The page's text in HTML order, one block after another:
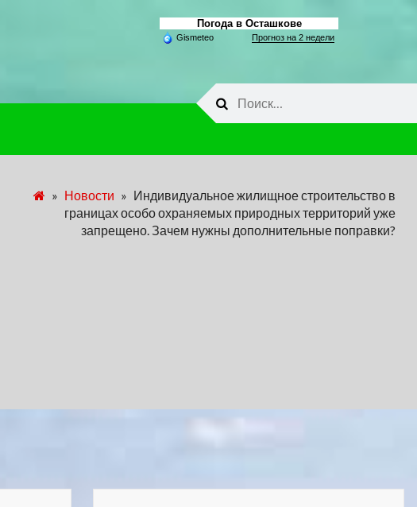
Погода в Осташкове
Gismeteo Прогноз на 2 недели
» Новости » Индивидуальное жилищное строительство в
границах особо охраняемых природных территорий уже
запрещено. Зачем нужны дополнительные поправки?